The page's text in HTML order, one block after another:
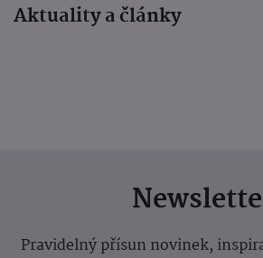
Aktuality a články
Pravidelný přísun novinek,